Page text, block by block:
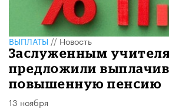
ВЫПЛАТЫ//Новость
Заслуженным
предложили
повышенную пенсию
13 ноября